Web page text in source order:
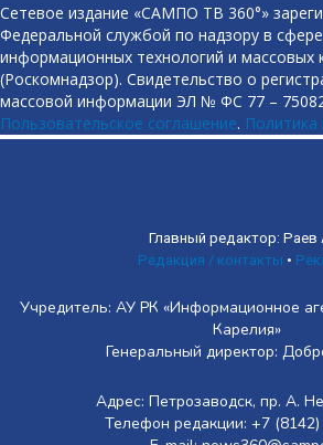
Сетевое издание «САМПО ТВ 360°»
Федеральной службой по надзору в
информационных технологий и массовых
(Роскомнадзор). Свидетельство о
массовой информации ЭЛ № ФС 77 –
Пользовательское соглашение.
Главный редактор: Раев
Редакция / контакты •
Учредитель: АУ РК «Информационное
Карелия»
Генеральный директор:
Адрес: Петрозаводск, пр. А.
Телефон редакции: +7